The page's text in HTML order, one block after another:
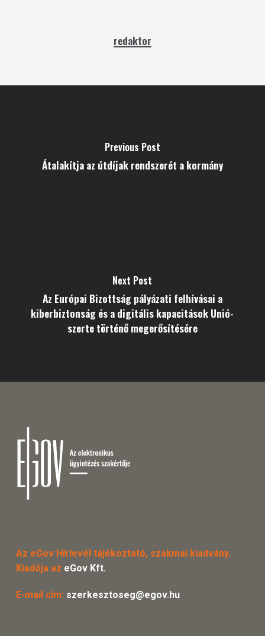
redaktor
Previous Post
Átalakítja az útdíjak rendszerét a kormány
Next Post
Az Európai Bizottság pályázati felhívásai a
kiberbiztonság és a digitális kapacitások Unió-
szerte történő megerősítésére
Az eGov Hírlevél tájékoztató, szakmai kiadvány.
Kiadója az eGov Kft.
E-mail cím: szerkesztoseg@egov.hu